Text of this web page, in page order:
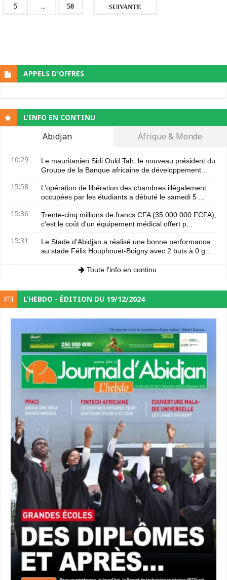
5 ... 50 SUIVANTE
APPELS D'OFFRES
L’INFO EN CONTINU
Abidjan Afrique & Monde
10:29
Le mauritanien Sidi Ould Tah, le nouveau président du
Groupe de la Banque africaine de développement...
15:58
L’opération de libération des chambres illégalement
occupées par les étudiants a débuté le samedi 5 ...
15:36
Trente-cinq millions de francs CFA (35 000 000 FCFA),
c'est le coût d'un équipement médical offert p...
15:31
Le Stade d’Abidjan a réalisé une bonne performance
au stade Félix Houphouët-Boigny avec 2 buts à 0 g...
Toute l'info en continu
L’HEBDO - ÉDITION DU 19/12/2024